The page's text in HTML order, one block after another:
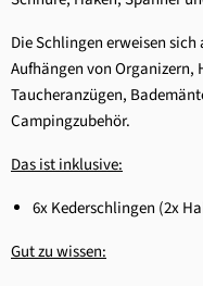
Die Schlingen erweisen
Aufhängen von Organizern,
Taucheranzügen,
Campingzubehör.
Das ist inklusive:
6x Kederschlingen (2x
Gut zu wissen: